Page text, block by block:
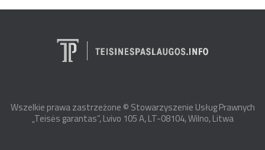
Wszelkie prawa zastrzeżone © Stowarzyszenie Usług Prawnych
„Teisės garantas”, Lvivo 105 A, LT-08104, Wilno, Litwa